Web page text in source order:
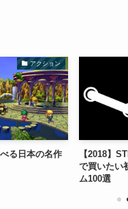
アクション
る日本の名作
【2018】
で買いたい
ム100選